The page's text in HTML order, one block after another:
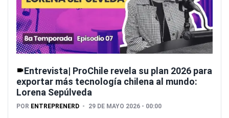
Entrevista| ProChile revela su plan 2026 para
exportar más tecnología chilena al mundo:
Lorena Sepúlveda
POR ENTREPRENERD 29 DE MAYO 2026 - 00:00